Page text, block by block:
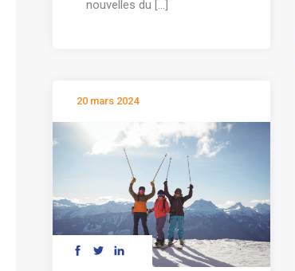
nouvelles du [...]
20 mars 2024